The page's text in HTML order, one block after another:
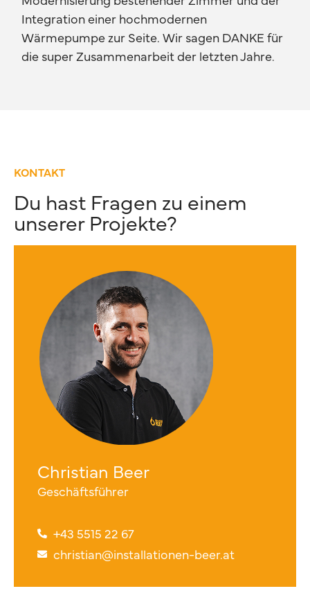
Integration einer hochmodernen
Wärmepumpe zur Seite. Wir sagen DANKE für
die super Zusammenarbeit der letzten Jahre.
KONTAKT
Du hast Fragen zu einem
unserer Projekte?
Christian Beer
Geschäftsführer
+43 5515 22 67
christian@installationen-beer.at